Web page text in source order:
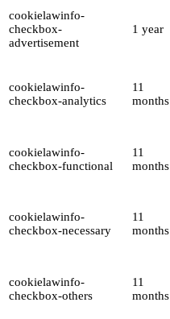
cookielawinfo-
checkbox-
advertisement
1 year
cookielawinfo-
checkbox-analytics
11
months
cookielawinfo-
checkbox-functional
11
months
cookielawinfo-
checkbox-necessary
11
months
cookielawinfo-
checkbox-others
11
months